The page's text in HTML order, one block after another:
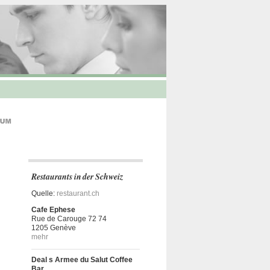
Restaurants in der Schweiz
Quelle: restaurant.ch
Cafe Ephese
Rue de Carouge 72 74
1205 Genève
mehr
Deal s Armee du Salut Coffee